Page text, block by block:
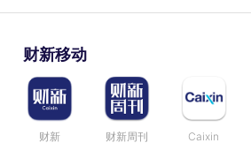
财新移动
财新 财新周刊 Caixin